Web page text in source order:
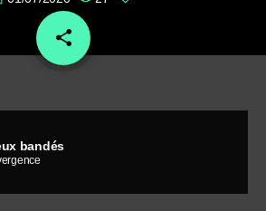
share
email
bandés